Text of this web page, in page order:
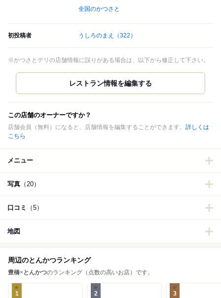
全国のかつさと
初投稿者 うしろのまえ （322）
※かつさとデリの店舗情報に誤りがある場合は、以下から修正して下さい。
この店舗のオーナーですか？
店舗会員（無料）になると、店舗情報を編集することができます。 詳しくは
こちら
メニュー
写真 （20）
口コミ （5）
地図
周辺のとんかつランキング
豊橋× とんかつのランキング（点数の高いお店）です。
1 2 3